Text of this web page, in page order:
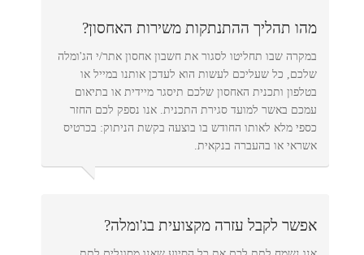
מהו תהליך ההתנתקות משירות האחסון?
במקרה שבו תחליטו לסגור את חשבון אחסון אתר/י הג'ומלה
שלכם, כל שעליכם לעשות הוא לעדכן אותנו במייל או
בטלפון ותכנית האחסון שלכם תיסגר מיידית או בתיאום
עמכם באשר למועד סגירת התכנית. אנו נספק לכם החזר
כספי מלא לאותו החודש בו בוצעה בקשת הניתוק: בכרטיס
אשראי או בהעברה בנקאית.
אפשר לקבל עזרה מקצועית בג'ומלה?